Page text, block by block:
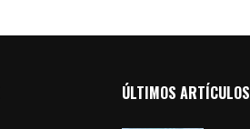
ÚLTIMOS ARTÍCULOS